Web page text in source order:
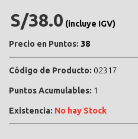
S/38.0 (incluye IGV)
Precio en Puntos: 38
Código de Producto: 02317
Puntos Acumulables: 1
Existencia: No hay Stock